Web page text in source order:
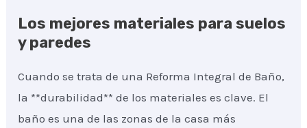
Los mejores materiales para suelos
y paredes
Cuando se trata de una Reforma Integral de Baño,
la **durabilidad** de los materiales es clave. El
baño es una de las zonas de la casa más